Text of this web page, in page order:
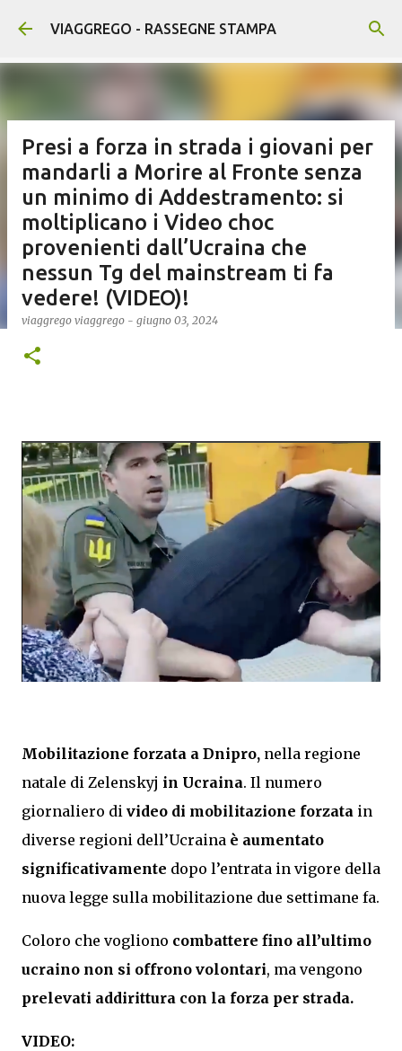
Passa ai contenuti principali
VIAGGREGO - RASSEGNE STAMPA
Presi a forza in strada i giovani per
mandarli a Morire al Fronte senza
un minimo di Addestramento: si
moltiplicano i Video choc
provenienti dall’Ucraina che
nessun Tg del mainstream ti fa
vedere! (VIDEO)!
viaggrego viaggrego - giugno 03, 2024
Mobilitazione forzata a Dnipro, nella regione
natale di Zelenskyj in Ucraina. Il numero
giornaliero di video di mobilitazione forzata in
diverse regioni dell’Ucraina è aumentato
significativamente dopo l’entrata in vigore della
nuova legge sulla mobilitazione due settimane fa.
Coloro che vogliono combattere fino all’ultimo
ucraino non si offrono volontari, ma vengono
prelevati addirittura con la forza per strada.
VIDEO: